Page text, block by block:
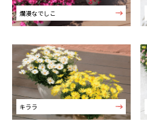
爛漫なでしこ
キララ